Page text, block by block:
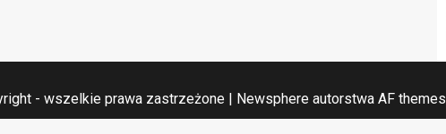
- wszelkie prawa zastrzeżone | Newsphereautorstwa AF themes